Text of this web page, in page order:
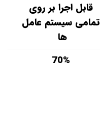
قابل اجرا بر روی
تمامی سیستم عامل
ها
70%